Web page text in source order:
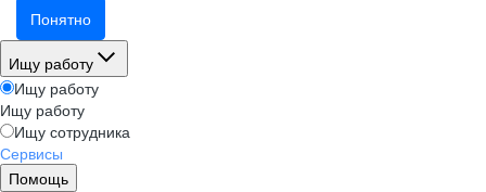
Понятно
Ищу работу
Ищу работу
Ищу работу
Ищу сотрудника
Сервисы
Помощь